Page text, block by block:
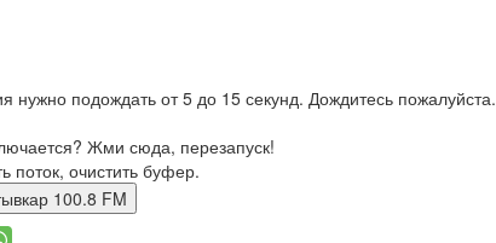
нужно подождать от 5 до 15 секунд. Дождитесь пожалуйста.
Жми сюда, перезапуск!
поток, очистить буфер.
100.8 FM